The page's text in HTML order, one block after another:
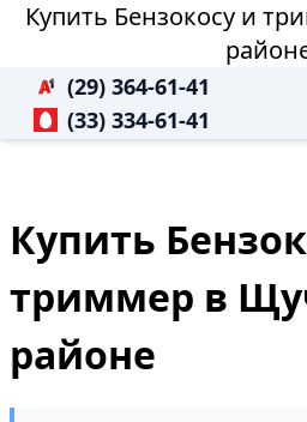
Купить Бензокосу и
(29) 364-61-41
(33) 334-61-41
Купить
триммер в
районе